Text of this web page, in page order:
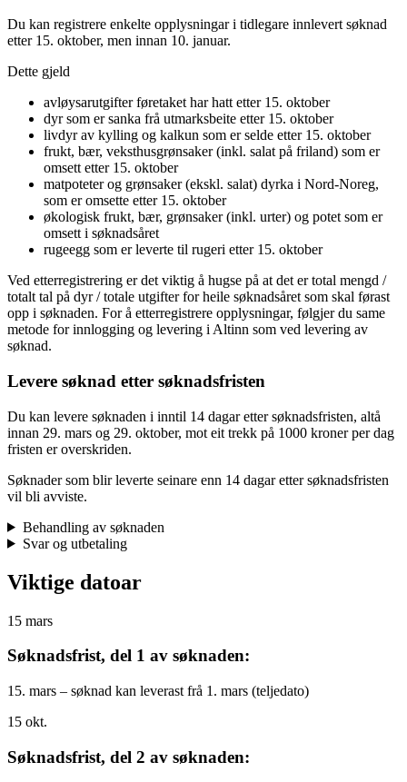
Du kan registrere enkelte opplysningar i tidlegare innlevert søknad
etter 15. oktober, men innan 10. januar.
Dette gjeld
avløysarutgifter føretaket har hatt etter 15. oktober
dyr som er sanka frå utmarksbeite etter 15. oktober
livdyr av kylling og kalkun som er selde etter 15. oktober
frukt, bær, veksthusgrønsaker (inkl. salat på friland) som er
omsett etter 15. oktober
matpoteter og grønsaker (ekskl. salat) dyrka i Nord-Noreg,
som er omsette etter 15. oktober
økologisk frukt, bær, grønsaker (inkl. urter) og potet som er
omsett i søknadsåret
rugeegg som er leverte til rugeri etter 15. oktober
Ved etterregistrering er det viktig å hugse på at det er total mengd /
totalt tal på dyr / totale utgifter for heile søknadsåret som skal førast
opp i søknaden. For å etterregistrere opplysningar, følgjer du same
metode for innlogging og levering i Altinn som ved levering av
søknad.
Levere søknad etter søknadsfristen
Du kan levere søknaden i inntil 14 dagar etter søknadsfristen, altå
innan 29. mars og 29. oktober, mot eit trekk på 1000 kroner per dag
fristen er overskriden.
Søknader som blir leverte seinare enn 14 dagar etter søknadsfristen
vil bli avviste.
Behandling av søknaden
Svar og utbetaling
Viktige datoar
15 mars
Søknadsfrist, del 1 av søknaden:
15. mars – søknad kan leverast frå 1. mars (teljedato)
15 okt.
Søknadsfrist, del 2 av søknaden: